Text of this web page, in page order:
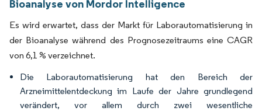
Bioanalyse von Mordor Intelligence
Es wird erwartet, dass der Markt für Laborautomatisierung in
der Bioanalyse während des Prognosezeitraums eine CAGR
von 6,1 % verzeichnet.
Die Laborautomatisierung hat den Bereich der
Arzneimittelentdeckung im Laufe der Jahre grundlegend
verändert, vor allem durch zwei wesentliche